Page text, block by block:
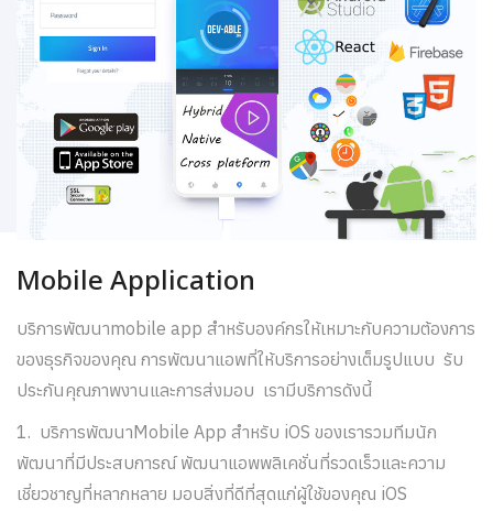
Mobile Application
บริการพัฒนาmobile app สำหรับองค์กรให้เหมาะกับความต้องการ
ของธุรกิจของคุณ การพัฒนาแอพที่ให้บริการอย่างเต็มรูปแบบ รับ
ประกันคุณภาพงานและการส่งมอบ เรามีบริการดังนี้
1. บริการพัฒนาMobile App สำหรับ iOS ของเรารวมทีมนัก
พัฒนาที่มีประสบการณ์ พัฒนาแอพพลิเคชั่นที่รวดเร็วและความ
เชี่ยวชาญที่หลากหลาย มอบสิ่งที่ดีที่สุดแก่ผู้ใช้ของคุณ iOS